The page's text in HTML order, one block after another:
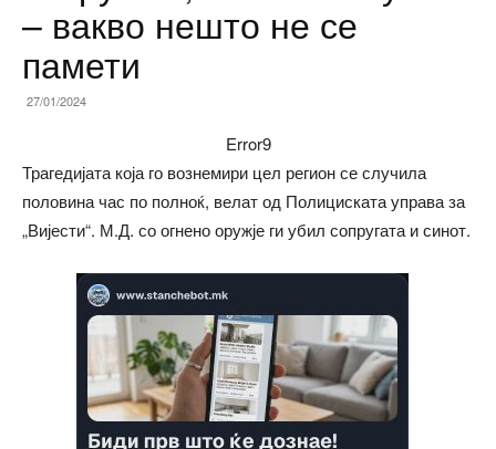
– вакво нешто не се
памети
27/01/2024
Error9
Трагедијата која го вознемири цел регион се случила
половина час по полноќ, велат од Полициската управа за
„Вијести“. М.Д. со огнено оружје ги убил сопругата и синот.